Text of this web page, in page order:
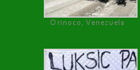
Orinoco, Venezuela